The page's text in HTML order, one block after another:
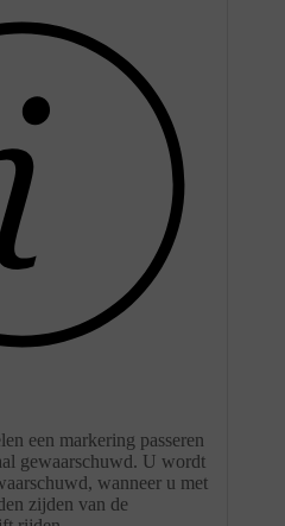
een markering passeren
gewaarschuwd. U wordt
wanneer u met
zijden van de